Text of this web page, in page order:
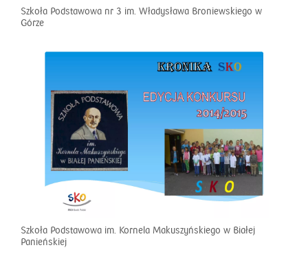
Szkoła Podstawowa nr 3 im. Władysława Broniewskiego w
Górze
Szkoła Podstawowa im. Kornela Makuszyńskiego w Białej
Panieńskiej